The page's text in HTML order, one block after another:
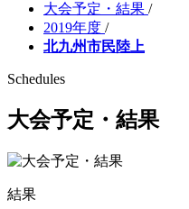
大会予定・結果 /
2019年度 /
北九州市民陸上
Schedules
大会予定・結果
結果